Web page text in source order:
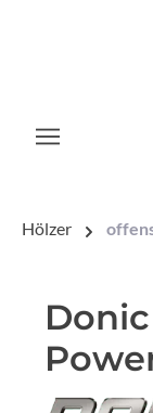
Hölzer